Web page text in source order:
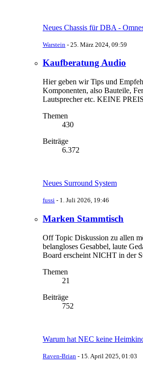
Neues Chassis für DBA -
Warstein - 25. März 2024, 09:59
Kaufberatung Audio
Hier geben wir Tips und
Komponenten, also Bauteile,
Lautsprecher etc. KEINE
Themen
430
Beiträge
6.372
Neues Surround System
fussi - 1. Juli 2026, 19:46
Marken Stammtisch
Off Topic Diskussion zu allen
belangloses Gesabbel, laute
Board erscheint NICHT in der
Themen
21
Beiträge
752
Warum hat NEC keine
Raven-Brian - 15. April 2025, 01:03